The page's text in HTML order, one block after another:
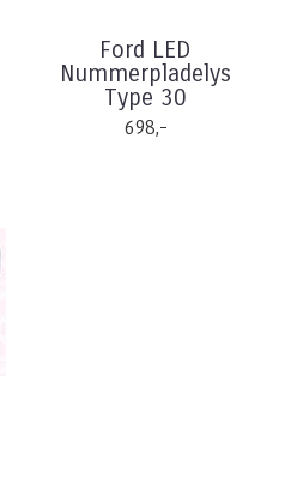
Ford LED
Nummerpladelys
Type 30
698,-